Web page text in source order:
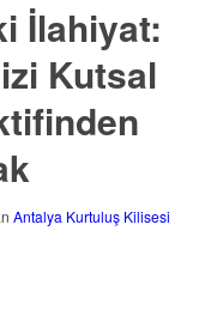
İlahiyat:
Kutsal
Antalya Kurtuluş Kilisesi